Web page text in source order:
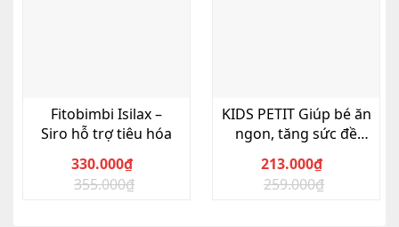
Fitobimbi Isilax –
Siro hỗ trợ tiêu hóa
355.000₫
Giá
330.000₫
Giá
KIDS PETIT Giúp bé ăn
ngon, tăng sức đề
259.000₫
Giá
213.000₫
Giá